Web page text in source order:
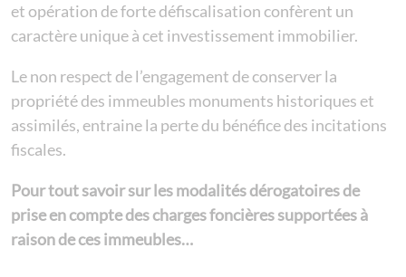
et opération de forte défiscalisation confèrent un
caractère unique à cet investissement immobilier.
Le non respect de l’engagement de conserver la
propriété des immeubles monuments historiques et
assimilés, entraine la perte du bénéfice des incitations
fiscales.
Pour tout savoir sur les modalités dérogatoires de
prise en compte des charges foncières supportées à
raison de ces immeubles…